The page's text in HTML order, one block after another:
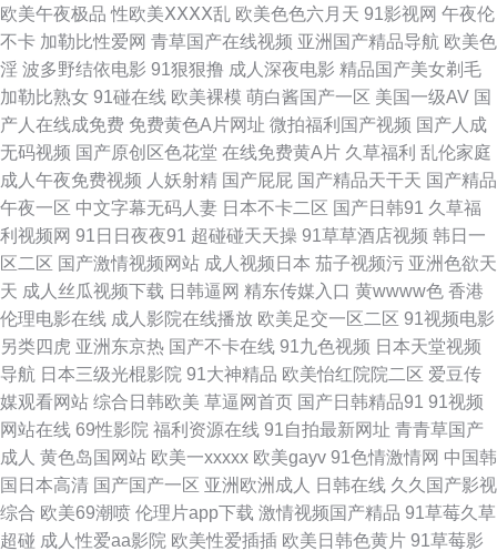
色 97色色com 日韩性爱综合楼 91视频福利网 91pron资源 东京热天堂91 岛
国yellow 91工厂直播 国产十区在线观看 91ncom在线观看 国产第22页 91福
利在线视频 久久国产高潮久久 91n视频 国产女生免费观看 最新黑料AV在线
网站 久草日韩一区 91黄日 精品国内 综合九九 久操视频免费网在线 91N操
豆花久久 亚洲国产综合一区 www探花02年 日本二三二区精品专区 91色城
欧美日韩综合在线 91久久国产一区二区 久久九九视频免费 91cn福利 国产原
创自偷自拍系列 在线男人天 豆花电影在线播放 四虎AV电影 俺来也俺去肛交
色色97爱 91在线资源网 欧美福利姬在线观看 91偷拍字幕视频 麻豆操操操
91大神精品在线 国产精品自在线 五月丁香网站首页 久久超碰成人 91擦影库
免 极品色视频导航 91影院成人 午夜老司机福利av 91海角社区在线看 91社
欧美午夜极品 性欧美ⅩⅩⅩⅩ乱 欧美色色六月天 91影视网 午夜伦
不卡 加勒比性爱网 青草国产在线视频 亚洲国产精品导航 欧美色
淫 波多野结依电影 91狠狠撸 成人深夜电影 精品国产美女剃毛
加勒比熟女 91碰在线 欧美裸模 萌白酱国产一区 美国一级AV 国
产人在线成免费 免费黄色A片网址 微拍福利国产视频 国产人成
无码视频 国产原创区色花堂 在线免费黄A片 久草福利 乱伦家庭
成人午夜免费视频 人妖射精 国产屁屁 国产精品天干天 国产精品
午夜一区 中文字幕无码人妻 日本不卡二区 国产日韩91 久草福
利视频网 91日日夜夜91 超碰碰天天操 91草草酒店视频 韩日一
区二区 国产激情视频网站 成人视频日本 茄子视频污 亚洲色欲天
天 成人丝瓜视频下载 日韩逼网 精东传媒入口 黄wwww色 香港
伦理电影在线 成人影院在线播放 欧美足交一区二区 91视频电影
另类四虎 亚洲东京热 国产不卡在线 91九色视频 日本天堂视频
导航 日本三级光棍影院 91大神精品 欧美怡红院院二区 爱豆传
媒观看网站 综合日韩欧美 草逼网首页 国产日韩精品91 91视频
网站在线 69性影院 福利资源在线 91自拍最新网址 青青草国产
成人 黄色岛国网站 欧美一xxxxx 欧美gayv 91色情激情网 中国韩
国日本高清 国产国产一区 亚洲欧洲成人 日韩在线 久久国产影视
综合 欧美69潮喷 伦理片app下载 激情视频国产精品 91草莓久草
超碰 成人性爱aa影院 欧美性爱插插 欧美日韩色黄片 91草莓影